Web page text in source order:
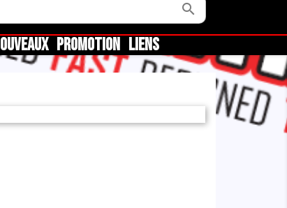

PROMOTION LIENS